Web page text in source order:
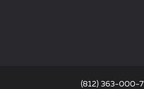
(812) 363-000-7